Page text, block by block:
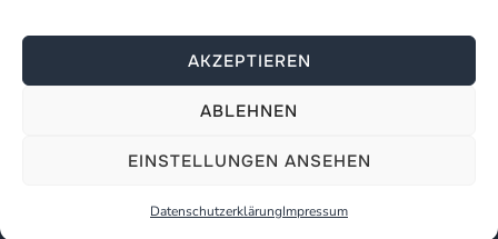
AKZEPTIEREN
ABLEHNEN
EINSTELLUNGEN ANSEHEN
DatenschutzerklärungImpressum
Copyright © 2026 — LAURA PRASSER, MSc